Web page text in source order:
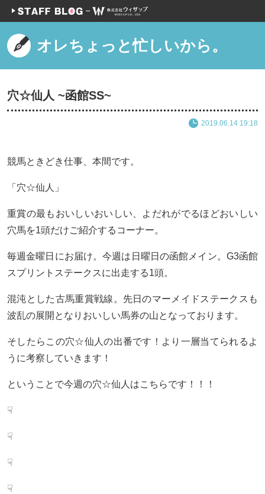
オレちょっと忙しいから。
穴☆仙人 ~函館SS~
2019.06.14 19:18
競馬ときどき仕事、本間です。
「穴☆仙人」
重賞の最もおいしいおいしい、よだれがでるほどおいしい
穴馬を1頭だけご紹介するコーナー。
毎週金曜日にお届け。今週は日曜日の函館メイン。G3函館
スプリントステークスに出走する1頭。
混沌とした古馬重賞戦線。先日のマーメイドステークスも
波乱の展開となりおいしい馬券の山となっております。
そしたらこの穴☆仙人の出番です！より一層当てられるよ
うに考察していきます！
ということで今週の穴☆仙人はこちらです！！！
☟
☟
☟
☟